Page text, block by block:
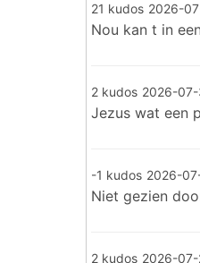
21 kudos 2026-
Nou kan t in
2 kudos 2026-
Jezus wat een
-1 kudos 2026-
Niet gezien
2 kudos 2026-07-